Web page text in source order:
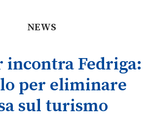
NEWS
incontra Fedriga:
per eliminare
sul turismo